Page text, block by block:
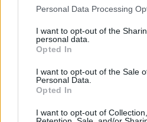
Personal Data Processing
I want to opt-out of the
personal data.
Opted In
I want to opt-out of the Sale
Personal Data.
Opted In
I want to opt-out of
Dire «merci» pour cette